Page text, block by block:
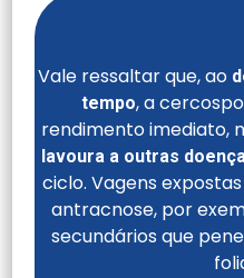
Vale ressaltar que, ao
tempo, a
rendimento imediato,
lavoura a outras
ciclo. Vagens
antracnose, por
secundários que